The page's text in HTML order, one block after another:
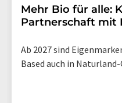
Mehr Bio für alle:
Partnerschaft mit
Ab 2027 sind
Based auch in